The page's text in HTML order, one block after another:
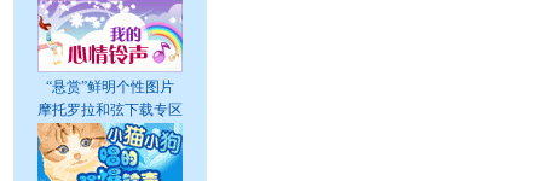
“悬赏”鲜明个性图片
摩托罗拉和弦下载专区